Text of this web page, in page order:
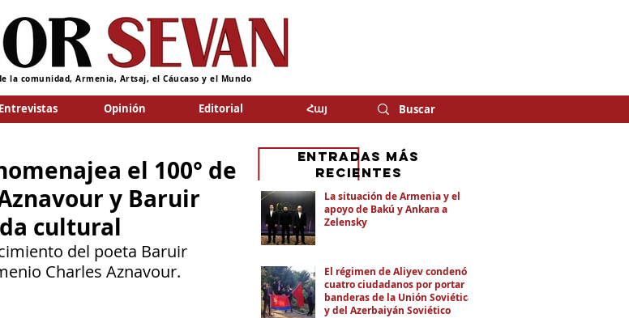
la comunidad, Armenia, Artsaj, el Cáucaso y el Mundo
Entrevistas Opinión Editorial Հայ
el 100° de
y Baruir
cultural
del poeta Baruir
Charles Aznavour.
La situación de Armenia y el
apoyo de Bakú y Ankara a
Zelensky
El régimen de Aliyev condenó a
cuatro ciudadanos por portar
banderas de la Unión Soviética
y del Azerbaiyán Soviético
eNTRADAS MÁS
RECIENTES